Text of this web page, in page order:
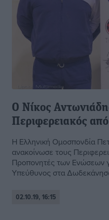
Ο Νίκος
Περιφερειακός
H Eλληνική Ομοσπονδία
ανακοίνωσε τους
Προπονητές των Ενώσεων
Υπεύθυνος στα
02.10.19, 16:15